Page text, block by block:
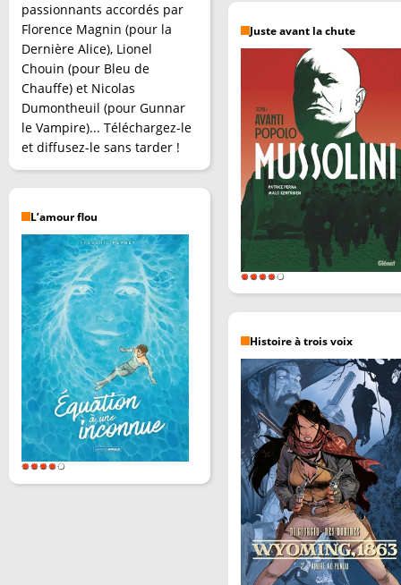
passionnants accordés par
Florence Magnin (pour la
Dernière Alice), Lionel
Chouin (pour Bleu de
Chauffe) et Nicolas
Dumontheuil (pour Gunnar
le Vampire)... Téléchargez-le
et diffusez-le sans tarder !
L’amour flou
Juste avant la chute
Histoire à trois voix